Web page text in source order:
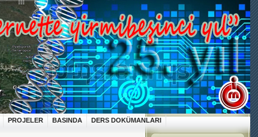
PROJELER BASINDA DERS DOKÜMANLARI